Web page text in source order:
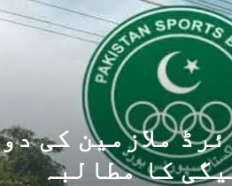
ملازمین کی دو
کا مطالبہ